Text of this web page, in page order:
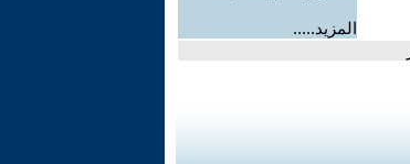
المزيد.....